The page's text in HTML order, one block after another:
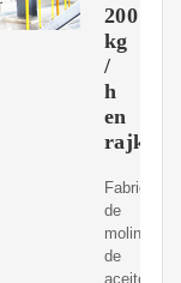
200
kg
/
h
en
rajkot
Fabricante
de
molinos
de
aceite